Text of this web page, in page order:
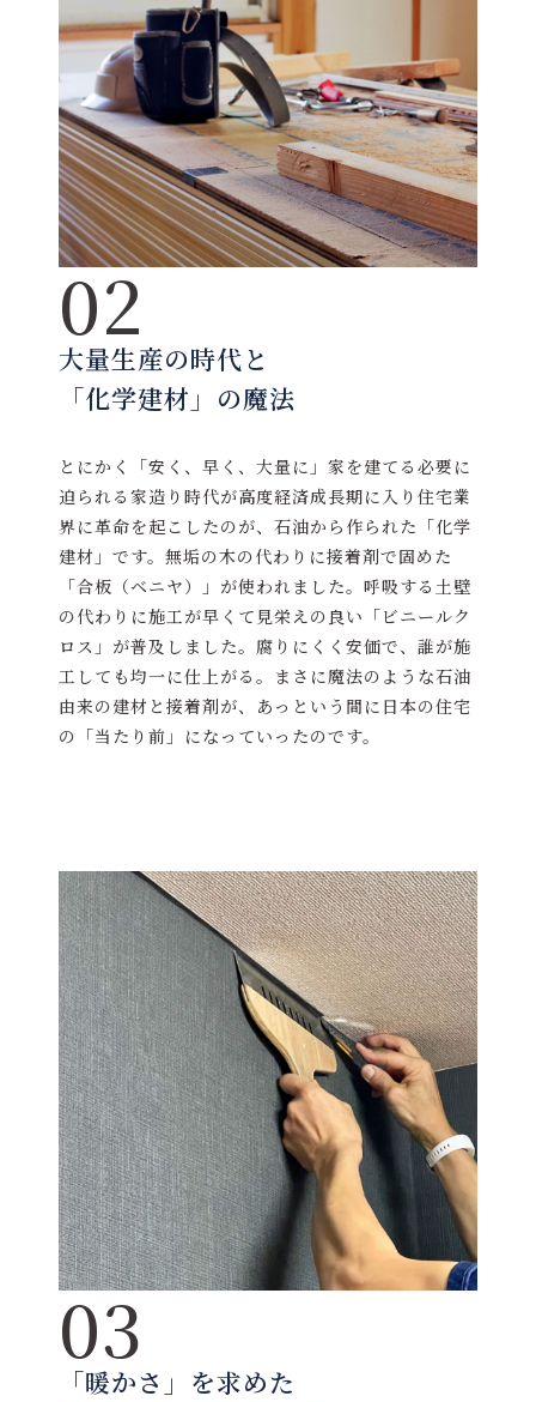
02
大量生産の時代と
「化学建材」の魔法
とにかく「安く、早く、大量に」家を建てる必要に
迫られる家造り時代が高度経済成長期に入り住宅業
界に革命を起こしたのが、石油から作られた「化学
建材」です。無垢の木の代わりに接着剤で固めた
「合板（ベニヤ）」が使われました。呼吸する土壁
の代わりに施工が早くて見栄えの良い「ビニールク
ロス」が普及しました。腐りにくく安価で、誰が施
工しても均一に仕上がる。まさに魔法のような石油
由来の建材と接着剤が、あっという間に日本の住宅
の「当たり前」になっていったのです。
03
「暖かさ」を求めた